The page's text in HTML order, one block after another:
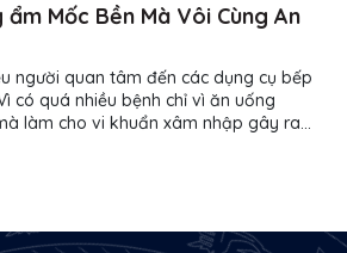
Mốc Bền Mà Vôi Cùng An
người quan tâm đến các dụng cụ bếp
có quá nhiều bệnh chỉ vì ăn uống
làm cho vi khuẩn xâm nhập gây ra
ẩm mốc giúp bảo vệ sức khỏe và
các loại ống đũa chống mốc với